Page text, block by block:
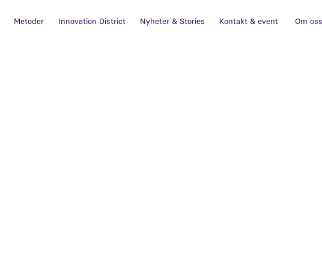
Metoder Innovation District Nyheter & Stories Kontakt & event Om